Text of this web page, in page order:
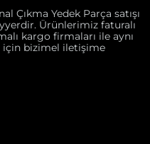
Çıkma Yedek Parça satışı
Ürünlerimiz faturalı
kargo firmaları ile aynı
için bizimel iletişime